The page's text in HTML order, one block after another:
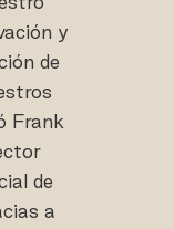
y
de
Frank
de
a